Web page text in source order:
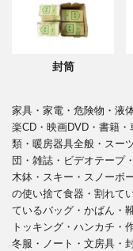
封筒
家具・家電・危険物・液
楽CD・映画DVD・書籍
類・暖房器具全般・スー
団・雑誌・ビデオテープ
木鉢・スキー・スノーボ
の使い捨て食器・割れて
ているバッグ・かばん・
トッキング・ハンカチ・
冬服・ノート・文房具・